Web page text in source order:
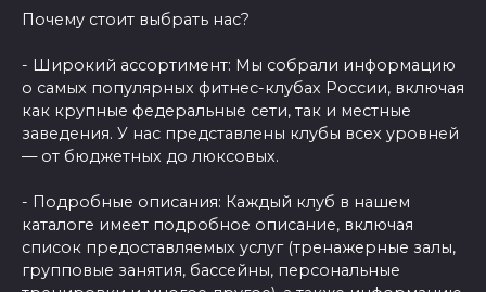
Почему стоит выбрать нас?
- Широкий ассортимент: Мы собрали информацию
о самых популярных фитнес-клубах России, включая
как крупные федеральные сети, так и местные
заведения. У нас представлены клубы всех уровней
— от бюджетных до люксовых.
- Подробные описания: Каждый клуб в нашем
каталоге имеет подробное описание, включая
список предоставляемых услуг (тренажерные залы,
групповые занятия, бассейны, персональные